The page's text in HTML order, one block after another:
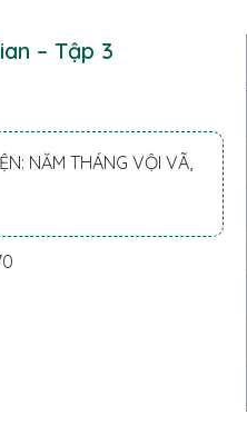
– Tập 3
NĂM THÁNG VỘI VÃ,